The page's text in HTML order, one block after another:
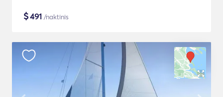
$491 /naktinis